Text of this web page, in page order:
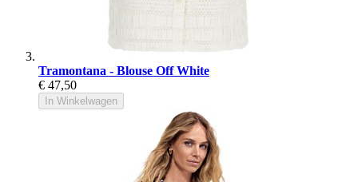
Tramontana - Blouse Off White
€ 47,50
In Winkelwagen